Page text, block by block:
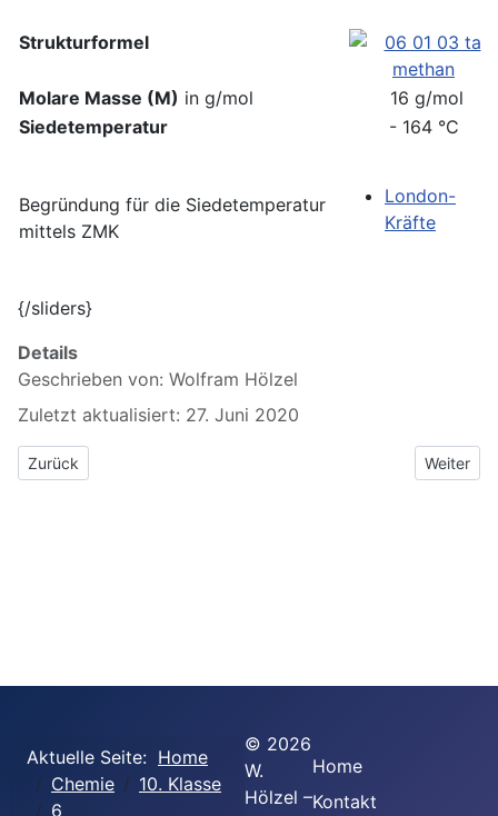
Strukturformel
Molare Masse (M) in g/mol
16 g/mol
Siedetemperatur
- 164 °C
Begründung für die Siedetemperatur
mittels ZMK
London-
Kräfte
{/sliders}
Details
Geschrieben von: Wolfram Hölzel
Zuletzt aktualisiert: 27. Juni 2020
Vorheriger Beitrag: 6.1.1 Herstellung von Alkanale
Zurück Nächster
Weiter
Aktuelle Seite: Home
Chemie
10. Klasse
6
© 2026
W.
Hölzel –
Home
Kontakt